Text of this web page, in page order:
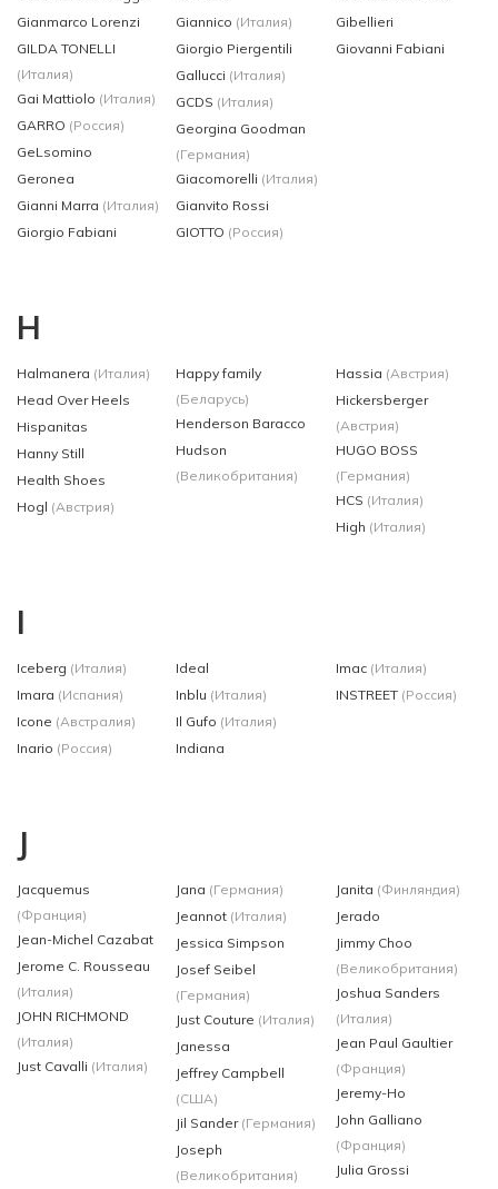
Gianmarco Lorenzi
GILDA TONELLI
(Италия)
Gai Mattiolo (Италия)
GARRO (Россия)
GeLsomino
Geronea
Gianni Marra (Италия)
Giorgio Fabiani
Giannico (Италия)
Giorgio Piergentili
Gallucci (Италия)
GCDS (Италия)
Georgina Goodman
(Германия)
Giacomorelli (Италия)
Gianvito Rossi
GIOTTO (Россия)
Gibellieri
Giovanni Fabiani
H
Halmanera (Италия)
Head Over Heels
Hispanitas
Hanny Still
Health Shoes
Hogl (Австрия)
Happy family
(Беларусь)
Henderson Baracco
Hudson
(Великобритания)
Hassia (Австрия)
Hickersberger
(Австрия)
HUGO BOSS
(Германия)
HCS (Италия)
High (Италия)
I
Iceberg (Италия)
Imara (Испания)
Icone (Австралия)
Inario (Россия)
Ideal
Inblu (Италия)
Il Gufo (Италия)
Indiana
Imac (Италия)
INSTREET (Россия)
J
Jacquemus
(Франция)
Jean-Michel Cazabat
Jerome C. Rousseau
(Италия)
JOHN RICHMOND
(Италия)
Just Cavalli (Италия)
Jana (Германия)
Jeannot (Италия)
Jessica Simpson
Josef Seibel
(Германия)
Just Couture (Италия)
Janessa
Jeffrey Campbell
(США)
Jil Sander (Германия)
Joseph
(Великобритания)
Janita (Финляндия)
Jerado
Jimmy Choo
(Великобритания)
Joshua Sanders
(Италия)
Jean Paul Gaultier
(Франция)
Jeremy-Ho
John Galliano
(Франция)
Julia Grossi